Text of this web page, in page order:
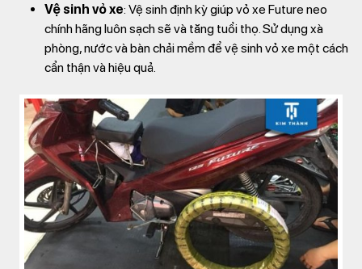
Vệ sinh vỏ xe: Vệ sinh định kỳ giúp vỏ xe Future neo
chính hãng luôn sạch sẽ và tăng tuổi thọ. Sử dụng xà
phòng, nước và bàn chải mềm để vệ sinh vỏ xe một cách
cẩn thận và hiệu quả.